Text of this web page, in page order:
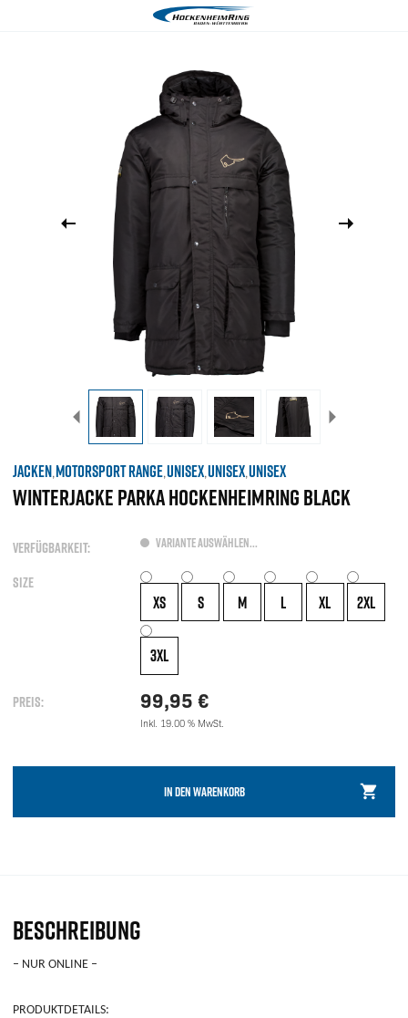
JACKEN,MOTORSPORT RANGE,UNISEX,UNISEX,UNISEX
WINTERJACKE PARKA HOCKENHEIMRING BLACK
VERFÜGBARKEIT: VARIANTE AUSWÄHLEN...
SIZE
XS S M L XL 2XL
3XL
PREIS: 99,95 €
Inkl. 19.00 % MwSt.
IN DEN WARENKORB
BESCHREIBUNG
– NUR ONLINE –
PRODUKTDETAILS: